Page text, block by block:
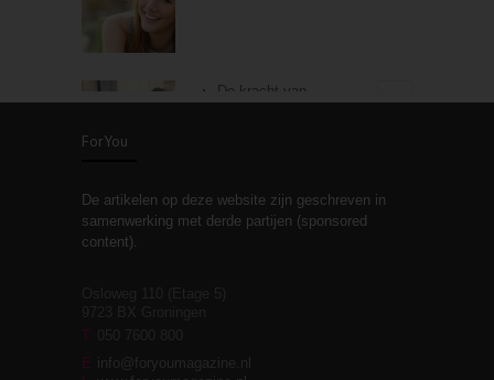
De kracht van
Stiefouderschap en
relaties
moeite!
ForYou
De artikelen op deze website zijn geschreven in
samenwerking met derde partijen (sponsored
content).
T
E info@foryoumagazine.nl